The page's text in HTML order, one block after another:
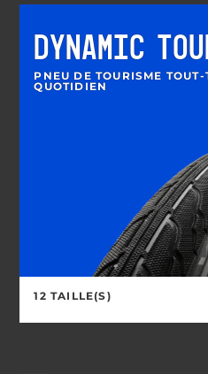
DYNAMIC
PNEU DE TOURISME
QUOTIDIEN
12 TAILLE(S)